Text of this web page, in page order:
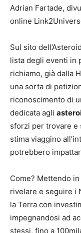
Adrian Fartade,
online
Sul sito
lista degli eventi in
richiamo, già dalla
una sorta di
riconoscimento di
dedicata agli
sforzi per trovare e
stima viaggino
potrebbero
Come? Mettendo
rivelare e seguire i
la Terra con
impegnandosi ad
stessi, fino a